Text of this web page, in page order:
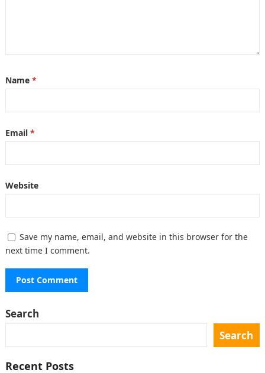
Name *
Email *
Website
Save my name, email, and website in this browser for the
next time I comment.
Search
Search
Recent Posts